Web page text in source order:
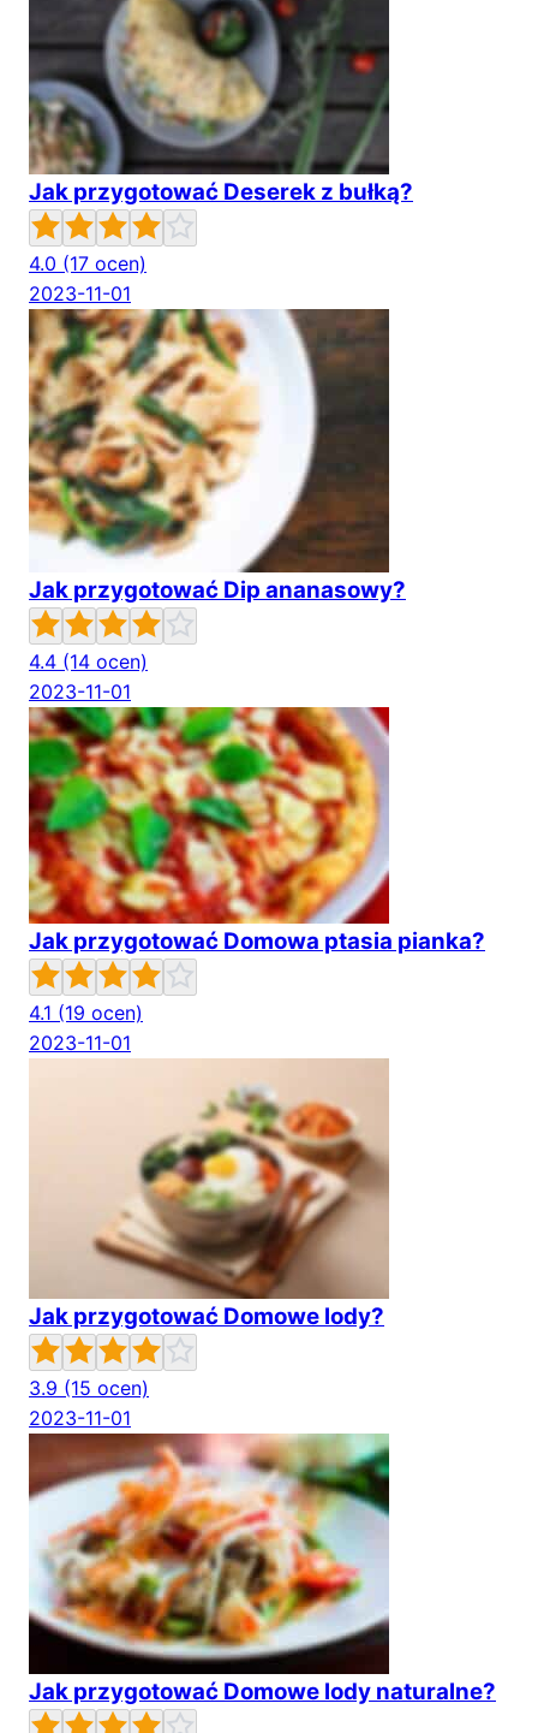
Jak przygotować Deserek z bułką?
4.0 (17 ocen)
2023-11-01
Jak przygotować Dip ananasowy?
4.4 (14 ocen)
2023-11-01
Jak przygotować Domowa ptasia pianka?
4.1 (19 ocen)
2023-11-01
Jak przygotować Domowe lody?
3.9 (15 ocen)
2023-11-01
Jak przygotować Domowe lody naturalne?